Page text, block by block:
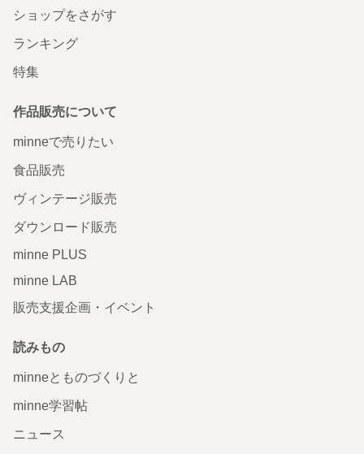
ショップをさがす
ランキング
特集
作品販売について
minneで売りたい
食品販売
ヴィンテージ販売
ダウンロード販売
minne PLUS
minne LAB
販売支援企画・イベント
読みもの
minneとものづくりと
minne学習帖
ニュース